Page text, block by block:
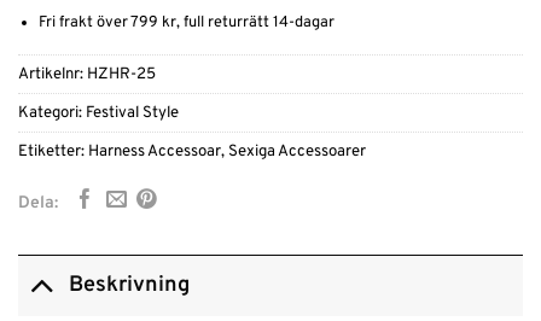
Fri frakt över 799 kr, full returrätt 14-dagar
Artikelnr: HZHR-25
Kategori: Festival Style
Etiketter: Harness Accessoar, Sexiga Accessoarer
Dela:
Beskrivning